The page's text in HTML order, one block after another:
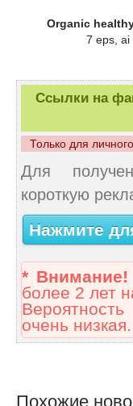
Organic
7 eps, ai
Ссылки на
Только для
Для
короткую
Нажмите
* Внимание!
более 2 лет
очень низкая.
Похожие